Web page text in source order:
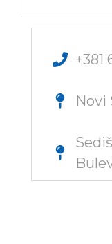
+381
Novi